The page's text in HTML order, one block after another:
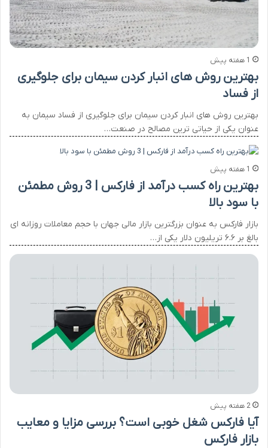
1 هفته پیش
بهترین روش های انبار کردن سیمان برای جلوگیری
از فساد
بهترین روش های انبار کردن سیمان برای جلوگیری از فساد سیمان به
عنوان یکی از حیاتی ترین مصالح در صنعت…
1 هفته پیش
بهترین راه کسب درآمد از فارکس | 3 روش مطمئن
با سود بالا
بازار فارکس به عنوان بزرگترین بازار مالی جهان با حجم معاملات روزانه ای
بالغ بر ۶.۶ تریلیون دلار یکی از…
2 هفته پیش
آیا فارکس شغل خوبی است؟ بررسی مزایا و معایب
بازار فارکس